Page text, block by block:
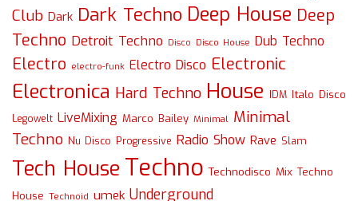
Club Dark Dark Techno Deep House Deep
Techno Detroit Techno Disco Disco House Dub Techno
Electro electro-funk Electro Disco Electronic
Electronica Hard Techno House IDM Italo Disco
Legowelt LiveMixing Marco Bailey Minimal Minimal
Techno Nu Disco Progressive Radio Show Rave Slam
Tech House Techno Technodisco Mix Techno
House Technoid umek Underground